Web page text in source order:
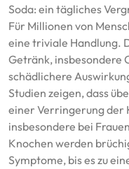
Soda: ein tägliches
Für Millionen von
eine triviale Handlung.
Getränk, insbesondere
schädlichere
Studien zeigen, dass
einer Verringerung der
insbesondere bei
Knochen werden
Symptome, bis es zu